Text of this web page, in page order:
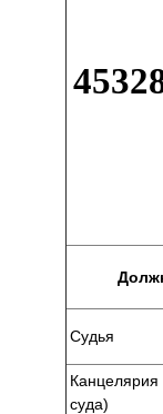
Судья
Канцелярия
суда)